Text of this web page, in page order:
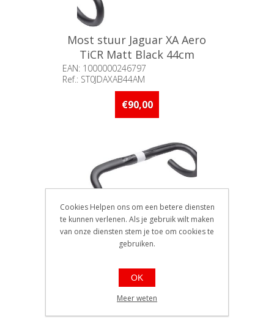
Most stuur Jaguar XA Aero
TiCR Matt Black 44cm
EAN: 1000000246797
Ref.: ST0JDAXAB44AM
Beschikbaarheid:: 5 stuks of
meer op voorraad
€90,00
Most stuur Jaguar XA Aero
TiCR Matt Black 46cm
Beschikbaarheid:: 5 stuks of
meer op voorraad
€90,00
Cookies Helpen ons om een betere diensten
te kunnen verlenen. Als je gebruik wilt maken
van onze diensten stem je toe om cookies te
gebruiken.
OK
Meer weten